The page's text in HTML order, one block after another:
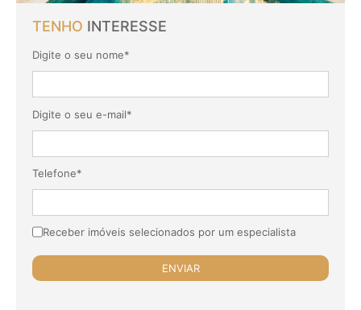
TENHO INTERESSE
Digite o seu nome*
Digite o seu e-mail*
Telefone*
Receber imóveis selecionados por um especialista